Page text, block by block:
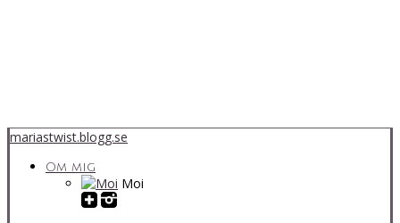
mariastwist.blogg.se
Om mig
Moi